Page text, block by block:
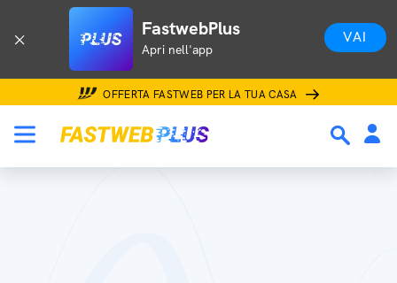
FastwebPlus
Apri nell'app
VAI
OFFERTA FASTWEB PER LA TUA CASA